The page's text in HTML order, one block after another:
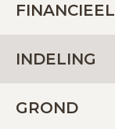
FINANCIEEL
INDELING
GROND